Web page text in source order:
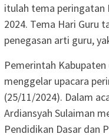
itulah tema peringatan
2024. Tema Hari Guru
penegasan arti guru,
Pemerintah
menggelar upacara
(25/11/2024). Dalam
Ardiansyah Sulaiman
Pendidikan Dasar dan